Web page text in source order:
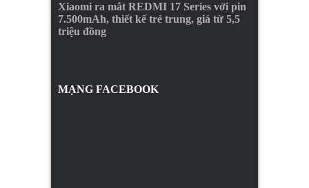
Xiaomi ra mắt REDMI 17 Series với pin
7.500mAh, thiết kế trẻ trung, giá từ 5,5
triệu đồng
MẠNG FACEBOOK